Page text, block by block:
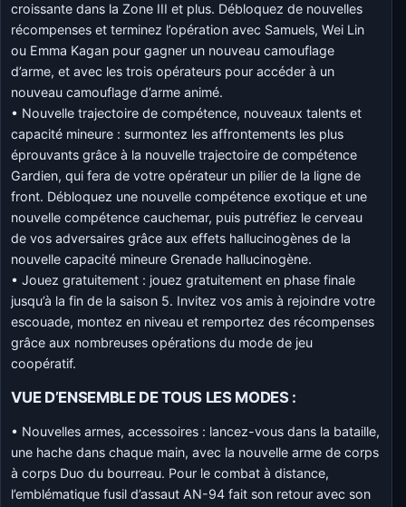
croissante dans la Zone III et plus. Débloquez de nouvelles
récompenses et terminez l’opération avec Samuels, Wei Lin
ou Emma Kagan pour gagner un nouveau camouflage
d’arme, et avec les trois opérateurs pour accéder à un
nouveau camouflage d’arme animé.
• Nouvelle trajectoire de compétence, nouveaux talents et
capacité mineure : surmontez les affrontements les plus
éprouvants grâce à la nouvelle trajectoire de compétence
Gardien, qui fera de votre opérateur un pilier de la ligne de
front. Débloquez une nouvelle compétence exotique et une
nouvelle compétence cauchemar, puis putréfiez le cerveau
de vos adversaires grâce aux effets hallucinogènes de la
nouvelle capacité mineure Grenade hallucinogène.
• Jouez gratuitement : jouez gratuitement en phase finale
jusqu’à la fin de la saison 5. Invitez vos amis à rejoindre votre
escouade, montez en niveau et remportez des récompenses
grâce aux nombreuses opérations du mode de jeu
coopératif.
VUE D’ENSEMBLE DE TOUS LES MODES :
• Nouvelles armes, accessoires : lancez-vous dans la bataille,
une hache dans chaque main, avec la nouvelle arme de corps
à corps Duo du bourreau. Pour le combat à distance,
l’emblématique fusil d’assaut AN-94 fait son retour avec son